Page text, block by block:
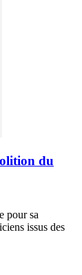
du
pour sa
issus des